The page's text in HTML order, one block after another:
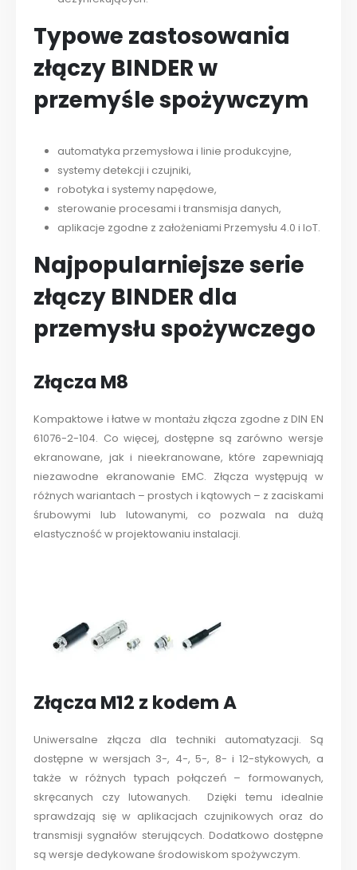
Typowe zastosowania
złączy BINDER w
przemyśle spożywczym
automatyka przemysłowa i linie produkcyjne,
systemy detekcji i czujniki,
robotyka i systemy napędowe,
sterowanie procesami i transmisja danych,
aplikacje zgodne z założeniami Przemysłu 4.0 i IoT.
Najpopularniejsze serie
złączy BINDER dla
przemysłu spożywczego
Złącza M8
Kompaktowe i łatwe w montażu złącza zgodne z DIN EN
61076-2-104. Co więcej, dostępne są zarówno wersje
ekranowane, jak i nieekranowane, które zapewniają
niezawodne ekranowanie EMC. Złącza występują w
różnych wariantach – prostych i kątowych – z zaciskami
śrubowymi lub lutowanymi, co pozwala na dużą
elastyczność w projektowaniu instalacji.
Złącza M12 z kodem A
Uniwersalne złącza dla techniki automatyzacji. Są
dostępne w wersjach 3-, 4-, 5-, 8- i 12-stykowych, a
także w różnych typach połączeń – formowanych,
skręcanych czy lutowanych. Dzięki temu idealnie
sprawdzają się w aplikacjach czujnikowych oraz do
transmisji sygnałów sterujących. Dodatkowo dostępne
są wersje dedykowane środowiskom spożywczym.